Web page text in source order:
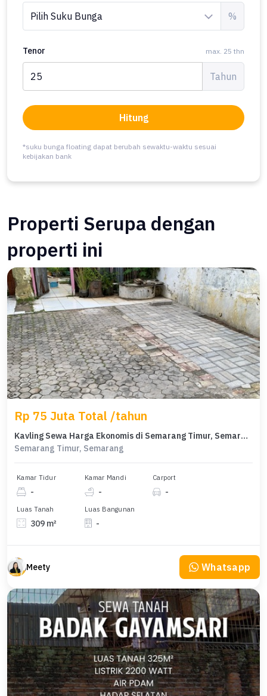
%
Tenor max. 25 thn
Tahun
Hitung
*suku bunga floating dapat berubah sewaktu-waktu sesuai
kebijakan bank
Properti Serupa dengan
properti ini
Rp 75 Juta Total /tahun
Kavling Sewa Harga Ekonomis di Semarang Timur, Semarang
Semarang Timur, Semarang
Kamar Tidur
-
Kamar Mandi
-
Carport
-
Luas Tanah
309 m²
Luas Bangunan
-
Meety Whatsapp